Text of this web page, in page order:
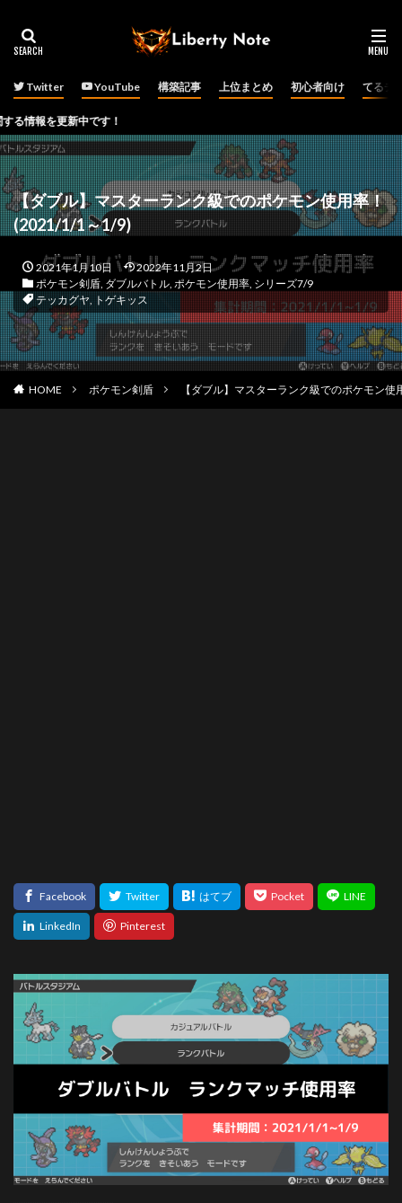
Twitter YouTube 構築記事 上位まとめ 初心者向け てるチ
中です！
【ダブル】マスターランク級でのポケモン使用率！
(2021/1/1～1/9)
2021年1月10日
2022年11月2日
ポケモン剣盾, ダブルバトル, ポケモン使用率, シリーズ7/9
テッカグヤ, トゲキッス
HOME ポケモン剣盾 【ダブル】マスターランク級でのポケモン